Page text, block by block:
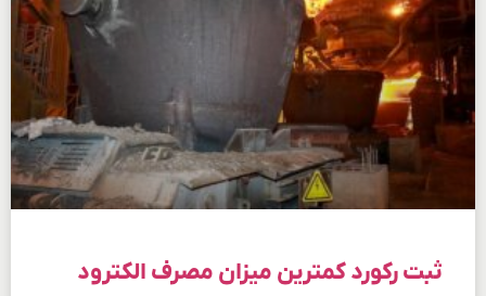
ثبت رکورد کمترین میزان مصرف الکترود